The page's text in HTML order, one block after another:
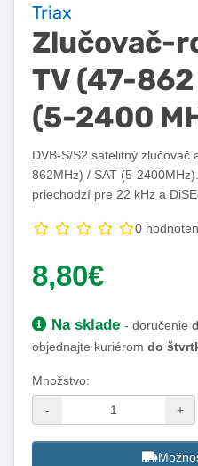
Triax
Zlučovač-
TV (47-862
(5-2400
DVB-S/S2 satelitný zlučovač
862MHz) / SAT (5-
priechodzí pre 22 kHz a
0
8,80€
Dostupnosť:
Na sklade - doručenie
objednajte kuriérom do
Množstvo:
- +